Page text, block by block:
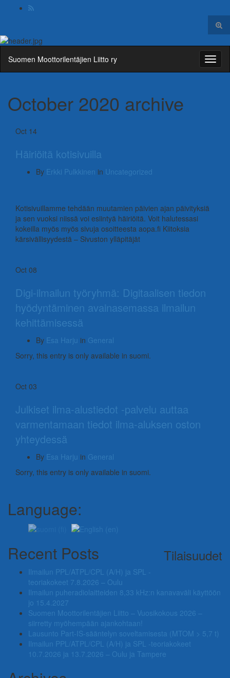
form
Search
Suomen Moottorilentäjien Liitto ry
October 2020 archive
Oct 14
Häiriöitä kotisivuilla
By Erkki Pulkkinen in Uncategorized
Kotisivuillamme tehdään muutamien päivien ajan päivityksiä
ja sen vuoksi niissä voi esiintyä häiriöitä. Voit halutessasi
kokeilla myös myös sivuja osoitteesta aopa.fi Kiitoksia
kärsivällisyydestä – Sivuston ylläpitäjät
Oct 08
Digi-ilmailun työryhmä: Digitaalisen tiedon
hyödyntäminen avainasemassa ilmailun
kehittämisessä
By Esa Harju in General
Sorry, this entry is only available in suomi.
Oct 03
Julkiset ilma-alustiedot -palvelu auttaa
varmentamaan tiedot ilma-aluksen oston
yhteydessä
By Esa Harju in General
Sorry, this entry is only available in suomi.
Language:
Tilaisuudet
Recent Posts
Ilmailun PPL/ATPL/CPL (A/H) ja SPL -
teoriakokeet 7.8.2026 – Oulu
Ilmailun puheradiolaitteiden 8,33 kHz:n kanavaväli käyttöön
jo 15.4.2027
Suomen Moottorilentäjien Liitto – Vuosikokous 2026 –
siirretty myöhempään ajankohtaan!
Lausunto Part‑IS‑sääntelyn soveltamisesta (MTOM > 5,7 t)
Ilmailun PPL/ATPL/CPL (A/H) ja SPL -teoriakokeet
10.7.2026 ja 13.7.2026 – Oulu ja Tampere